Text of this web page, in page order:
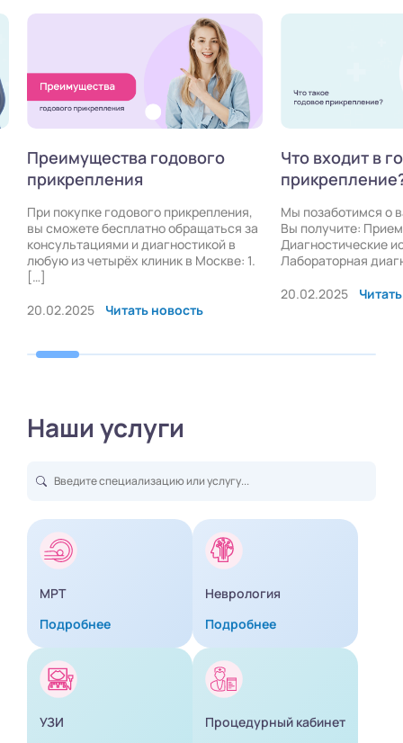
Преимущества годового
прикрепления
При покупке годового прикрепления,
вы сможете бесплатно обращаться за
консультациями и диагностикой в
любую из четырёх клиник в Москве: 1.
[…]
20.02.2025
Читать новость
Что входит в
Мы позаботимся о
Вы получите:
Диагностические
Лабораторная
20.02.2025
Наши услуги
МРТ
Подробнее
Неврология
Подробнее
УЗИ
Процедурный кабинет